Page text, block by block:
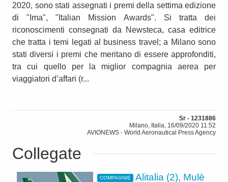
2020, sono stati assegnati i premi della settima edizione
di "Ima", "Italian Mission Awards". Si tratta dei
riconoscimenti consegnati da Newsteca, casa editrice
che tratta i temi legati al business travel; a Milano sono
stati diversi i premi che meritano di essere approfonditi,
tra cui quello per la miglior compagnia aerea per
viaggiatori d’affari (r...
Sr - 1231886
Milano, Italia, 16/09/2020 11:52
AVIONEWS - World Aeronautical Press Agency
Collegate
COMPAGNIE
Alitalia (2), Mulè